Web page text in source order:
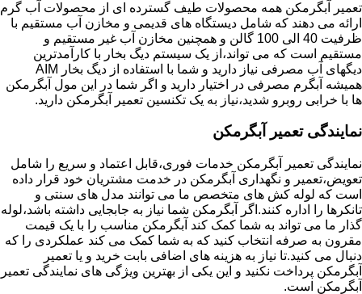
تعمیر آبگرمکن همه محصولات طیف گسترده ای از محصولات آب گرم
ارائه می دهند که شامل دیستگاه های قدیمی و مخازن آب مستقیم با
ظرفیت 40 الی 100 گالن و همچنین مخازن آب غیر مستقیم و
مستقیم است که می تواند،از یک سیستم دیگ بخار با کارآمدترین
دیگهای آب مصرفی نیاز دارید و شما با استفاده از دیگ بخار AIM
همیشه آبگرم مصرفی در اختیار دارید و اگر شما در این مول آبگرمکن
ها با خرابی روبرو شدید،نیاز به یک تکنسین تعمیر آبگرمکن دارید.
نمایندگی تعمیر آبگرمکن
نمایندگی تعمیر آبگرمکن خدمات فوری،قابل اعتماد و سریع را شامل
تعویض،تعمیر و نگهداری آبگرمکن در خدمت مشتریان خود قرار داده
است که لوله کش های متخصص ما می توانند مدل های سنتی و
تانکرها را اداره کنند.اگر آبگرمکن شما نیاز به جابجایی داشته باشد،لوله
گذار ما می تواند به شما کمک کند آبگرمکن مناسب را با یک قیمت
مقرون به صرفه انتخاب کنید که به شما کمک می کند عملکردی را که
دنبال می کنید.تا نیاز به هزینه های اضافی بابت خرید و یا تعمیر
آبگرمکن پرداخت نکنید و این یکی از بهترین ویژگی های نمایندگی تعمیر
آبگرمکن است.